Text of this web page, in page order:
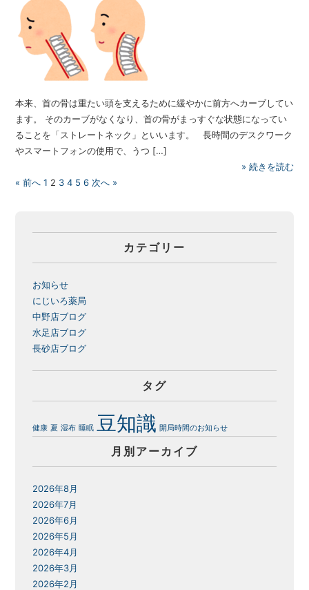
本来、首の骨は重たい頭を支えるために緩やかに前方へカーブしてい
ます。 そのカーブがなくなり、首の骨がまっすぐな状態になってい
ることを「ストレートネック」といいます。 長時間のデスクワーク
やスマートフォンの使用で、うつ […]
» 続きを読む
« 前へ 1 2 3 4 5 6 次へ »
カテゴリー
お知らせ
にじいろ薬局
中野店ブログ
水足店ブログ
長砂店ブログ
タグ
健康 夏 湿布 睡眠 豆知識 開局時間のお知らせ
月別アーカイブ
2026年8月
2026年7月
2026年6月
2026年5月
2026年4月
2026年3月
2026年2月